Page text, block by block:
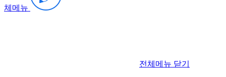
체메뉴
전체메뉴 닫기